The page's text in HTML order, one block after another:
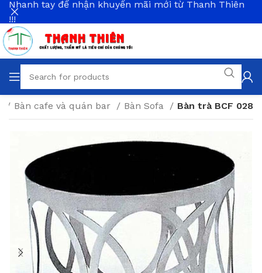
Bàn cafe và quán bar Bàn Sofa Bàn trà BCF 028
Nhanh tay để nhận khuyến mãi mới từ Thanh Thiên
!!!